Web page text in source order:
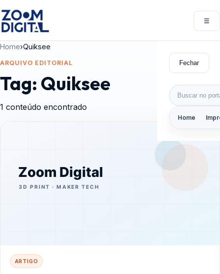
☰
Fechar
Buscar por:
Home
Home›Quiksee
ARQUIVO EDITORIAL
Tag: Quiksee
1 conteúdo encontrado
ARTIGO